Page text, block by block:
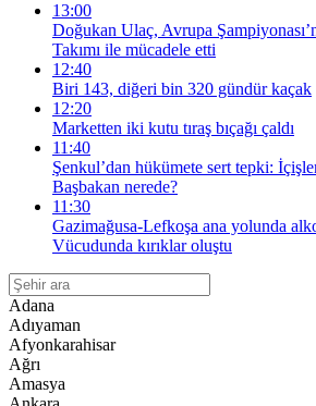
13:00
Doğukan Ulaç, Avrupa
Takımı ile mücadele etti
12:40
Biri 143, diğeri bin 320 gündür kaçak
12:20
Marketten iki kutu tıraş bıçağı çaldı
11:40
Şenkul’dan hükümete sert tepki:
Başbakan nerede?
11:30
Gazimağusa-Lefkoşa ana yolunda
Vücudunda kırıklar oluştu
Adana
Adıyaman
Afyonkarahisar
Ağrı
Amasya